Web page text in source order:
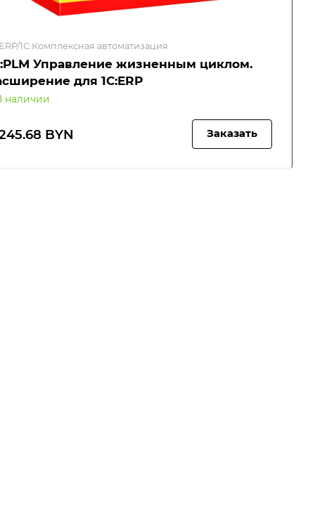
1С:Комплексная автоматизация
Управление жизненным циклом.
для 1С:ERP
наличии
BYN Заказать